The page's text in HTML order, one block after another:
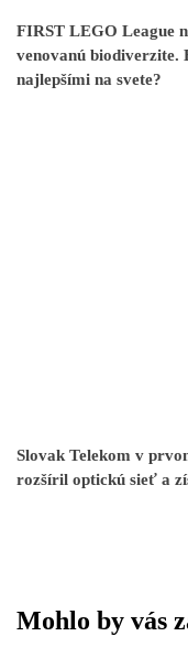
FIRST LEGO League
venovanú biodiverzite.
najlepšími na svete?
Slovak Telekom v
rozšíril optickú sieť a
Mohlo by vás